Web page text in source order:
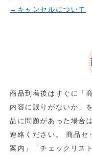
→キャンセルについて
商品到着後はすぐに「
内容に誤りがないか」
品に問題があった場合
連絡ください。 商品セ
案内」「チェックリス